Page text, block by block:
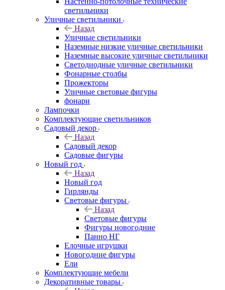
светильники
Уличные светильники
Назад
Уличные светильники
Наземные низкие уличные светильники
Наземные высокие уличные светильники
Светодиодные уличные светильники
Фонарные столбы
Прожекторы
Уличные световые фигуры
фонари
Лампочки
Комплектующие светильников
Садовый декор
Назад
Садовый декор
Садовые фигуры
Новый год
Назад
Новый год
Гирлянды
Световые фигуры
Назад
Световые фигуры
Фигуры новогодние
Панно НГ
Елочные игрушки
Новогодние фигуры
Ели
Комплектующие мебели
Декоративные товары